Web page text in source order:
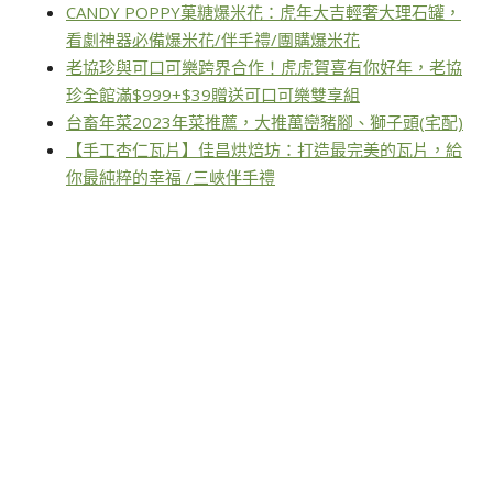
CANDY POPPY菓糖爆米花：虎年大吉輕奢大理石罐，
看劇神器必備爆米花/伴手禮/團購爆米花
老協珍與可口可樂跨界合作！虎虎賀喜有你好年，老協
珍全館滿$999+$39贈送可口可樂雙享組
台畜年菜2023年菜推薦，大推萬巒豬腳、獅子頭(宅配)
【手工杏仁瓦片】佳昌烘焙坊：打造最完美的瓦片，給
你最純粹的幸福 /三峽伴手禮